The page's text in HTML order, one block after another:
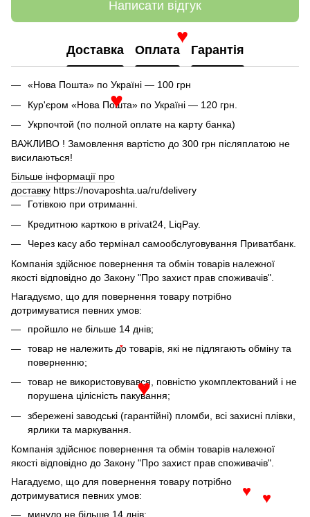
Написати відгук
Доставка Оплата Гарантія
«Нова Пошта» по Україні — 100 грн
Кур'єром «Нова Пошта» по Україні — 120 грн.
Укрпочтой (по полной оплате на карту банка)
ВАЖЛИВО ! Замовлення вартістю до 300 грн післяплатою не
висилаються!
Більше інформації про
доставку https://novaposhta.ua/ru/delivery
Готівкою при отриманні.
Кредитною карткою в privat24, LiqPay.
Через касу або термінал самообслуговування Приватбанк.
Компанія здійснює повернення та обмін товарів належної
якості відповідно до Закону "Про захист прав споживачів".
Нагадуємо, що для повернення товару потрібно
дотримуватися певних умов:
пройшло не більше 14 днів;
товар не належить до товарів, які не підлягають обміну та
поверненню;
товар не використовувався, повністю укомплектований і не
порушена цілісність пакування;
збережені заводські (гарантійні) пломби, всі захисні плівки,
ярлики та маркування.
Компанія здійснює повернення та обмін товарів належної
якості відповідно до Закону "Про захист прав споживачів".
Нагадуємо, що для повернення товару потрібно
дотримуватися певних умов:
минуло не більше 14 днів;
♥
♥
♥
♥